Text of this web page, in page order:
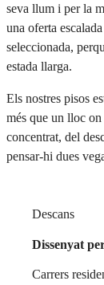
seva llum i per la
una oferta
seleccionada,
estada llarga.
Els nostres pisos
més que un lloc
concentrat, del
pensar-hi dues
Descans
Dissenyat
Carrers